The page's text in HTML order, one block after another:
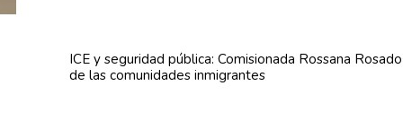
ICE y seguridad pública: Comisionada Rossana
de las comunidades inmigrantes